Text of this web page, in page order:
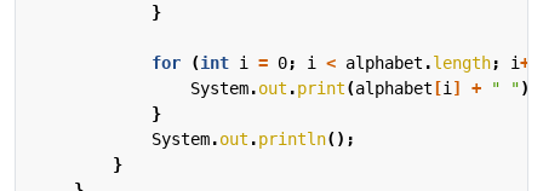
}
for (int i = 0; i < alphabet .length; i++
System.out .print(alphabet [i ] + " ");
}
System.out .println();
}